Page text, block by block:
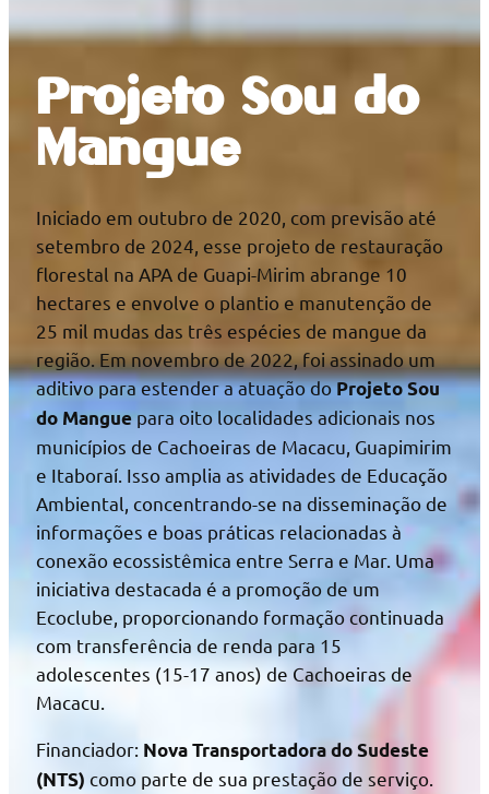
Projeto Sou do
Mangue
Iniciado em outubro de 2020, com previsão até
setembro de 2024, esse projeto de restauração
florestal na APA de Guapi-Mirim abrange 10
hectares e envolve o plantio e manutenção de
25 mil mudas das três espécies de mangue da
região. Em novembro de 2022, foi assinado um
aditivo para estender a atuação doProjeto Sou
do Manguepara oito localidades adicionais nos
municípios de Cachoeiras de Macacu, Guapimirim
e Itaboraí. Isso amplia as atividades de Educação
Ambiental, concentrando-se na disseminação de
informações e boas práticas relacionadas à
conexão ecossistêmica entre Serra e Mar. Uma
iniciativa destacada é a promoção de um
Ecoclube, proporcionando formação continuada
com transferência de renda para 15
adolescentes (15-17 anos) de Cachoeiras de
Macacu.
Financiador: Nova Transportadora do Sudeste
(NTS) como parte de sua prestação de serviço.